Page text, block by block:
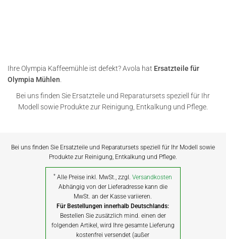
Ihre Olympia Kaffeemühle ist defekt? Avola hat Ersatzteile für
Olympia Mühlen
Bei uns finden Sie Ersatzteile und Reparatursets speziell für Ihr
Modell sowie Produkte zur Reinigung, Entkalkung und Pflege.
Bei uns finden Sie Ersatzteile und Reparatursets speziell für Ihr Modell sowie
Produkte zur Reinigung, Entkalkung und Pflege.
* Alle Preise inkl. MwSt., zzgl.Versandkosten
Abhängig von der Lieferadresse kann die
MwSt. an der Kasse variieren.
Für Bestellungen innerhalb Deutschlands:
Bestellen Sie zusätzlich mind. einen der
folgenden Artikel, wird Ihre gesamte Lieferung
kostenfrei versendet (außer